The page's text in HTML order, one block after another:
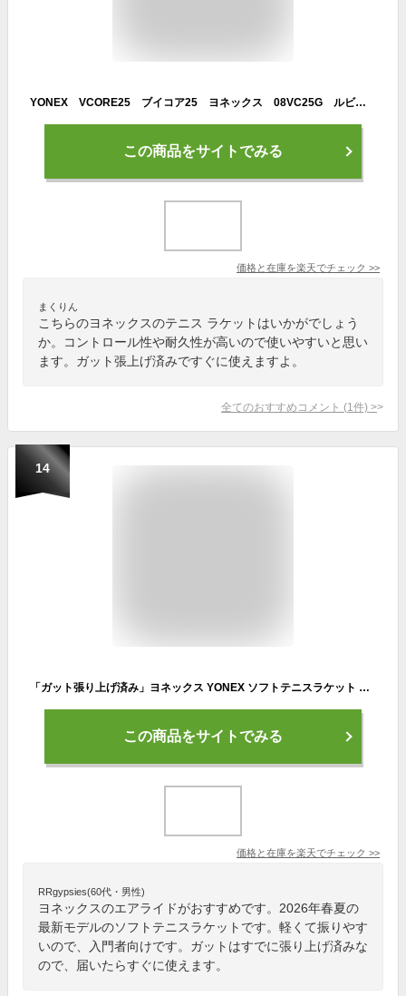
YONEX VCORE25 ブイコア25 ヨネックス 08VC25G ルビーレッド(338) テニスラケット 2026SS ジュニア キッズ 硬式テニス 張上げ済み
この商品をサイトでみる
価格と在庫を楽天でチェック >>
まくりん
こちらのヨネックスのテニス ラケットはいかがでしょう
か。コントロール性や耐久性が高いので使いやすいと思い
ます。ガット張上げ済みですぐに使えますよ。
全てのおすすめコメント (1 件) >
14
「ガット張り上げ済み」ヨネックス YONEX ソフトテニスラケット AIRIDE エアライド ARDG-2026 3月上旬発売予定※予約
この商品をサイトでみる
価格と在庫を楽天でチェック >>
RRgypsies(60代・男性)
ヨネックスのエアライドがおすすめです。2026年春夏の
最新モデルのソフトテニスラケットです。軽くて振りやす
いので、入門者向けです。ガットはすでに張り上げ済みな
ので、届いたらすぐに使えます。